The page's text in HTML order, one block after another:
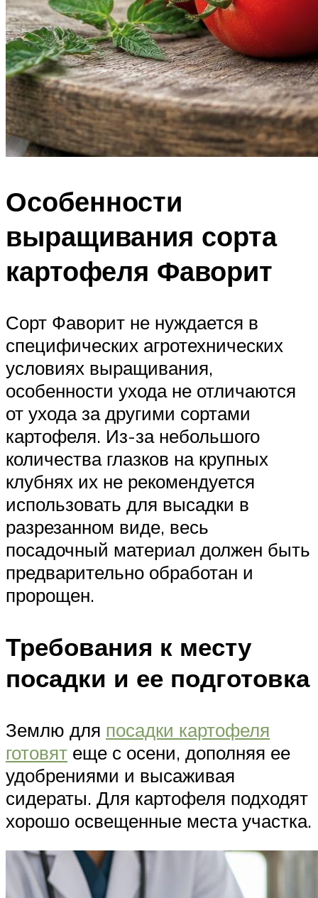
Особенности
выращивания сорта
картофеля Фаворит
Сорт Фаворит не нуждается в
специфических агротехнических
условиях выращивания,
особенности ухода не отличаются
от ухода за другими сортами
картофеля. Из-за небольшого
количества глазков на крупных
клубнях их не рекомендуется
использовать для высадки в
разрезанном виде, весь
посадочный материал должен быть
предварительно обработан и
пророщен.
Требования к месту
посадки и ее подготовка
Землю для посадки картофеля
готовят еще с осени, дополняя ее
удобрениями и высаживая
сидераты. Для картофеля подходят
хорошо освещенные места участка.